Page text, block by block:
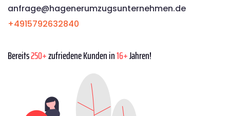
anfrage@hagenerumzugsunternehmen.de
+4915792632840
Bereits250+zufriedene Kunden in16+Jahren!